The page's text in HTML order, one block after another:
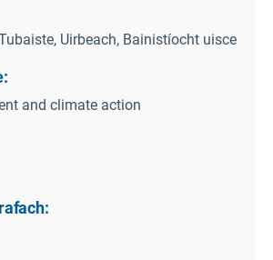
Uirbeach, Bainistíocht uisce
and climate action